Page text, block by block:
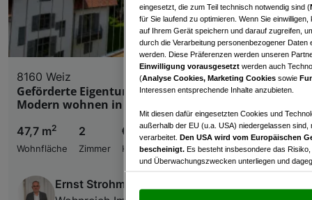
8160 Weiz
Geförderte Eigentumswohnungen in Weiz –
Modern wohnen in attraktiver Lage
47,7 m2
Wohnfläche
2
Zimmer
€ 228.000,00
Kaufpreis
Ernst Strohmenger
eingesetzt, die zum Teil technisch notwendig sind (
für Sie laufend zu optimieren. Wenn Sie
auf Ihrem Gerät speichern und darauf zugreifen,
durch die Verarbeitung personenbezogener
werden. Diese Präferenzen werden unseren
Einwilligung vorausgesetzt werden auch
(Analyse Cookies, Marketing Cookies sowie
Interessen entsprechende Inhalte anzubieten.
Mit diesen dafür eingesetzten Cookies und
außerhalb der EU (u.a. USA) niedergelassen
verarbeitet. Den USA wird vom Europäischen
bescheinigt. Es besteht insbesondere das
und Überwachungszwecken unterliegen und